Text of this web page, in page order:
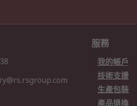
服務
我的帳戶
技術支援
生產包裝
產品退換